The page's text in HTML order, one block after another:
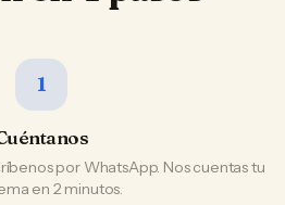
1
por WhatsApp. Nos cuentas tu
en 2 minutos.